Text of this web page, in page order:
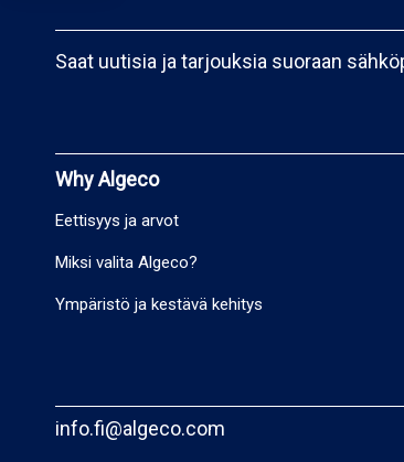
Saat uutisia ja tarjouksia suoraan
Why Algeco
Eettisyys ja arvot
Miksi valita Algeco?
Ympäristö ja kestävä kehitys
info.fi@algeco.com